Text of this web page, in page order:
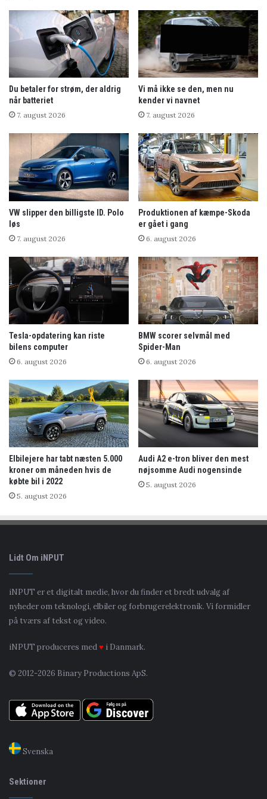
Du betaler for strøm, der aldrig
når batteriet
7. august 2026
Vi må ikke se den, men nu
kender vi navnet
7. august 2026
VW slipper den billigste ID. Polo
løs
7. august 2026
Produktionen af kæmpe-Skoda
er gået i gang
6. august 2026
Tesla-opdatering kan riste
bilens computer
6. august 2026
BMW scorer selvmål med
Spider-Man
6. august 2026
Elbilejere har tabt næsten 5.000
kroner om måneden hvis de
købte bil i 2022
5. august 2026
Audi A2 e-tron bliver den mest
nøjsomme Audi nogensinde
5. august 2026
Lidt Om iNPUT
iNPUT er et digitalt medie, hvor du finder et bredt udvalg af
nyheder om teknologi, elbiler og forbrugerelektronik. Vi formidler
på tværs af tekst og video.
iNPUT produceres med♥ i Danmark.
© 2012-2026 Binary Productions ApS.
Svenska
Sektioner